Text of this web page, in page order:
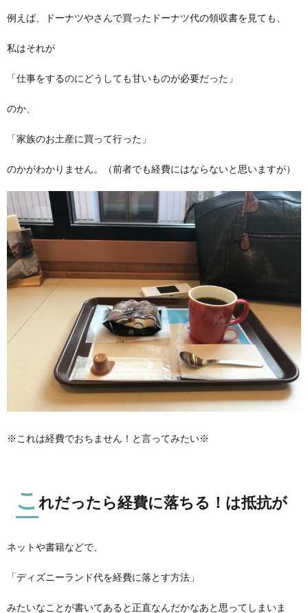
例えば、ドーナツやさんで買ったドーナツ代の領収書を見ても、
私はそれが
「仕事をするのにどうしても甘いものが必要だった」
のか、
「家族のお土産に買って行った」
のかがわかりません。（前者でも経費にはならないと思いますが）
※これは経費でおちません！と言ってみたい※
これだったら経費に落ちる！は抵抗が
ネットや書籍などで、
「ディズニーランド代を経費に落とす方法」
みたいなことが書いてあると正直なんだかなあと思ってしまいま